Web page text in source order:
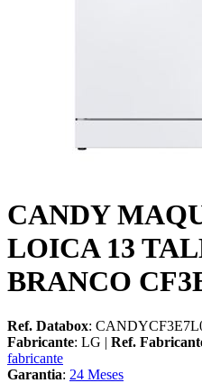
CANDY
LOICA 13
BRANCO
Ref. Databox:
Fabricante: LG | Ref.
fabricante
Garantia: 24 Meses